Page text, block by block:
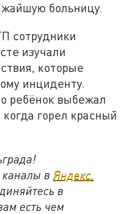
больницу.
сотрудники
изучали
которые
инциденту.
ребёнок выбежал
горел красный
в Яндекс.
в
есть чем